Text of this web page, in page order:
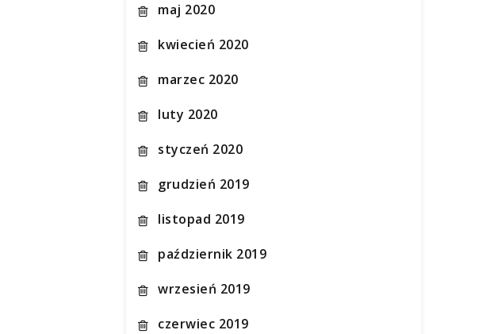
maj 2020
kwiecień 2020
marzec 2020
luty 2020
styczeń 2020
grudzień 2019
listopad 2019
październik 2019
wrzesień 2019
czerwiec 2019